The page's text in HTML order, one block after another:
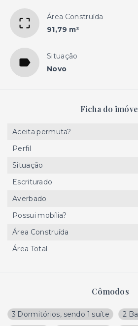
Área Construída
91,79 m²
Situação
Novo
Cômodos
3 Dormitórios, sendo 1 suíte
2
Ficha do
Aceita permuta?
Perfil
Situação
Escriturado
Averbado
Possui mobília?
Área Construída
Área Total